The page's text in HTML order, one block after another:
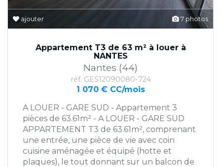
7 photos
ajouter
Appartement T3 de 63 m² à louer à
NANTES
Nantes (44)
réf. GES12090080-724
1 070 € CC/mois
A LOUER - GARE SUD - Appartement 3
pièces de 63.61m² - A LOUER - GARE SUD
APPARTEMENT T3 de 63.61m², comprenant
une entrée, une pièce de vie avec coin
cuisine aménagée et équipé (hotte et
plaques), le tout donnant sur un balcon de